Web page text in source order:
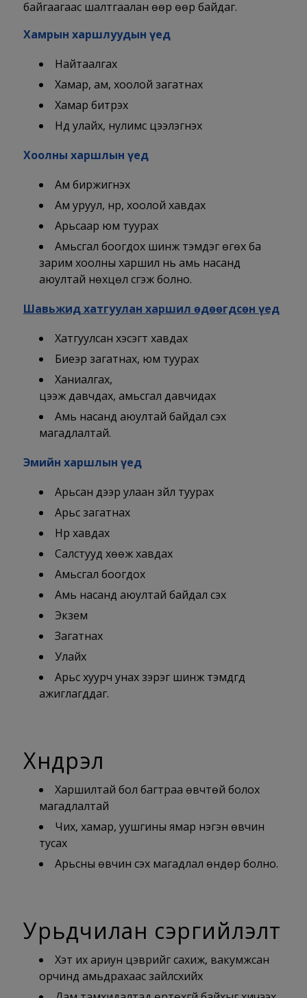
байгаагаас шалтгаалан өөр өөр байдаг.
Хамрын харшлуудын үед
Найтаалгах
Хамар, ам, хоолой загатнах
Хамар битүүрэх
Нүд улайх, нулимс цээлэгнэх
Хоолны харшлын үед
Ам биржигнэх
Ам уруул, нүүр, хоолой хавдах
Арьсаар юм туурах
Амьсгал боогдох шинж тэмдэг өгөх ба
зарим хоолны харшил нь амь насанд
аюултай нөхцөл үүсгэж болно.
Шавьжид хатгуулан харшил өдөөгдсөн үед
Хатгуулсан хэсэгт хавдах
Биеэр загатнах, юм туурах
Ханиалгах,
цээж давчдах, амьсгал давчидах
Амь насанд аюултай байдал үүсэх
магадлалтай.
Эмийн харшлын үед
Арьсан дээр улаан зүйл туурах
Арьс загатнах
Нүүр хавдах
Салстууд хөөж хавдах
Амьсгал боогдох
Амь насанд аюултай байдал үүсэх
Экзем
Загатнах
Улайх
Арьс хуурч унах зэрэг шинж тэмдгүүд
ажиглагддаг.
Хүндрэл
Харшилтай бол багтраа өвчтөй болох
магадлалтай
Чих, хамар, уушгины ямар нэгэн өвчин
тусах
Арьсны өвчин үүсэх магадлал өндөр болно.
Урьдчилан сэргийлэлт
Хэт их ариун цэврийг сахиж, вакумжсан
орчинд амьдрахаас зайлсхийх